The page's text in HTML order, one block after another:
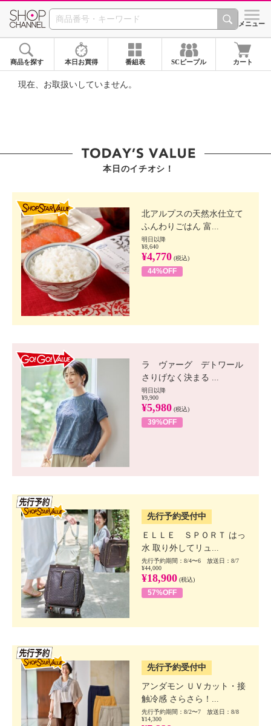
SHOP CHANNEL ショッ
メニュー
商品を探す 本日お買得 番組表 SCピープル カート
現在、お取扱いしていません。
本日のイチオシ！
北アルプスの天然水仕立て
ふんわりごはん 富...
明日以降
¥8,640
¥4,770 (税込)
44%OFF
ラ ヴァーグ デトワール
さりげなく決まる ...
明日以降
¥9,900
¥5,980 (税込)
39%OFF
先行予約受付中
ＥＬＬＥ ＳＰＯＲＴ はっ
水 取り外してリュ...
先行予約期間：8/4〜6 放送日：8/7
¥44,000
¥18,900 (税込)
57%OFF
先行予約受付中
アンダモン ＵＶカット・接
触冷感 さらさら！...
先行予約期間：8/2〜7 放送日：8/8
¥14,300